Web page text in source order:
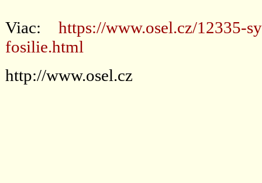
Viac: https://www.osel.cz/12335-
fosilie.html
http://www.osel.cz